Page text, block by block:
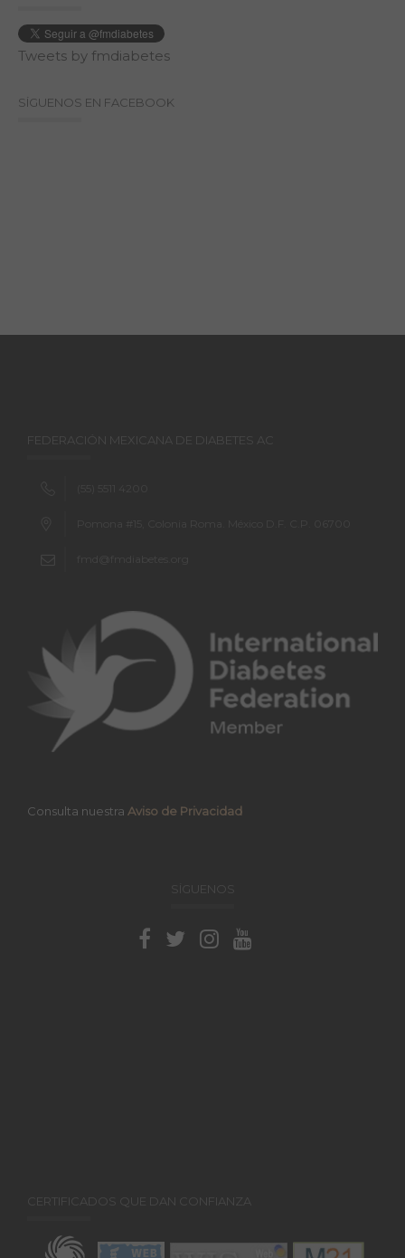
Tweets by fmdiabetes
SÍGUENOS EN FACEBOOK
FEDERACIÓN MEXICANA DE DIABETES AC
Consulta nuestra Aviso de Privacidad
SÍGUENOS
CERTIFICADOS QUE DAN CONFIANZA